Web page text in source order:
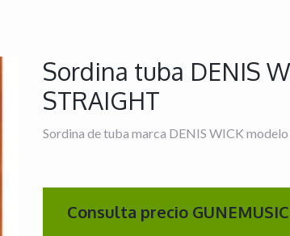
Sordina tuba DENIS
STRAIGHT
Sordina de tuba marca DENIS WICK
Consulta precio GUNEMUSIC